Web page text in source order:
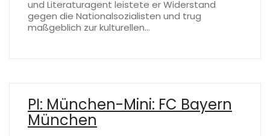
und Literaturagent leistete er Widerstand
gegen die Nationalsozialisten und trug
maßgeblich zur kulturellen…
PI: München-Mini: FC Bayern
München